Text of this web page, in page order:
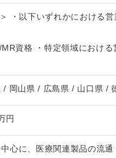
・以下いずれかにおける
/MR資格 ・特定領域におけ
/ 岡山県 / 広島県 / 山口県 /
円
中心に、医療関連製品の流